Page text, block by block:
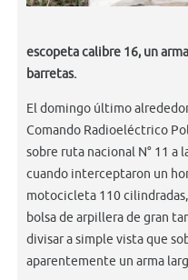
escopeta calibre 16, un
barretas.
El domingo último
Comando Radioeléctrico
sobre ruta nacional N° 11 a
cuando interceptaron un
motocicleta 110
bolsa de arpillera de gran
divisar a simple vista que
aparentemente un arma